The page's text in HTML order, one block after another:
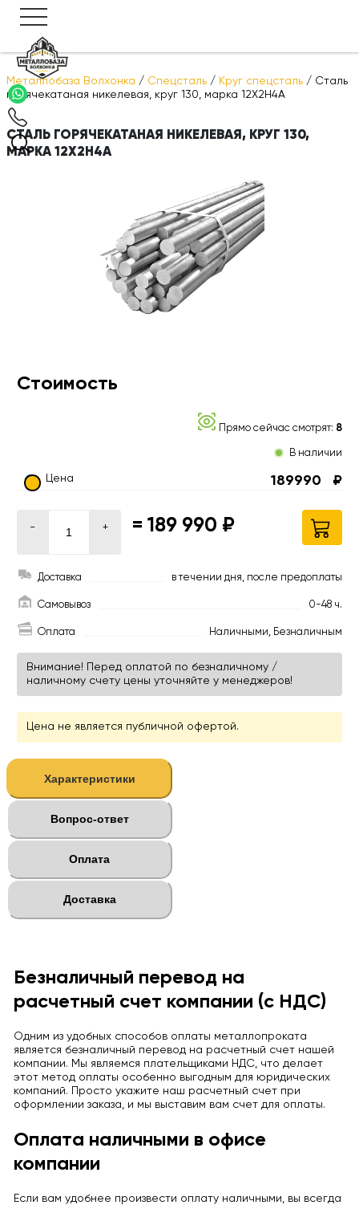
Металлобаза Волхонка / Спецсталь / Круг спецсталь / Сталь
горячекатаная никелевая, круг 130, марка 12Х2Н4А
СТАЛЬ ГОРЯЧЕКАТАНАЯ НИКЕЛЕВАЯ, КРУГ 130,
МАРКА 12Х2Н4А
Стоимость
Прямо сейчас смотрят: 8
В наличии
Цена 189990 ₽
- + = 189 990 ₽
Доставка в течении дня, после предоплаты
Самовывоз 0-48 ч.
Оплата Наличными, Безналичным
Внимание! Перед оплатой по безналичному /
наличному счету цены уточняйте у менеджеров!
Цена не является публичной офертой.
Характеристики
Вопрос-ответ
Оплата
Доставка
Безналичный перевод на
расчетный счет компании (с НДС)
Одним из удобных способов оплаты металлопроката
является безналичный перевод на расчетный счет нашей
компании. Мы являемся плательщиками НДС, что делает
этот метод оплаты особенно выгодным для юридических
компаний. Просто укажите наш расчетный счет при
оформлении заказа, и мы выставим вам счет для оплаты.
Оплата наличными в офисе
компании
Если вам удобнее произвести оплату наличными, вы всегда